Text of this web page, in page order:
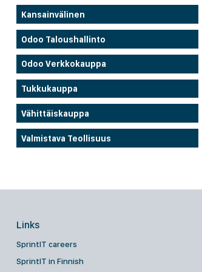
Kansainvälinen
Odoo Taloushallinto
Odoo Verkkokauppa
Tukkukauppa
Vähittäiskauppa
Valmistava Teollisuus
Links
SprintIT careers
SprintIT in Finnish